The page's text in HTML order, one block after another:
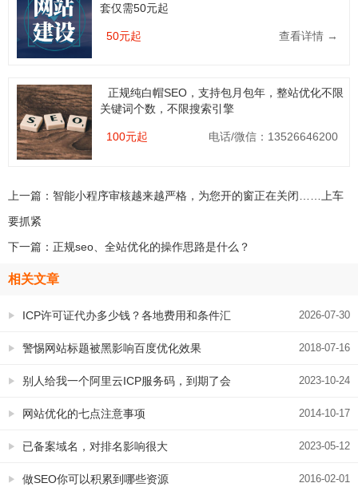
套仅需50元起
50元起 查看详情 →
正规纯白帽SEO，支持包月包年，整站优化不限
关键词个数，不限搜索引擎
100元起 电话/微信：13526646200
上一篇： 智能小程序审核越来越严格，为您开的窗正在关闭……上车
要抓紧
下一篇： 正规seo、全站优化的操作思路是什么？
相关文章
2026-07-30
ICP许可证代办多少钱？各地费用和条件汇
总 2018-07-16
警惕网站标题被黑影响百度优化效果
2023-10-24
别人给我一个阿里云ICP服务码，到期了会
影响备案稳定吗？ 2014-10-17
网站优化的七点注意事项
2023-05-12
已备案域名，对排名影响很大
2016-02-01
做SEO你可以积累到哪些资源